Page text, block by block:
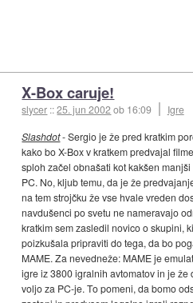
X-Box caruje!
slycer ::25. jun 2002ob 16:09
Igre
Slashdot- Sergio je že pred kratkim
kako bo X-Box v kratkem predvajal
sploh začel obnašati kot kakšen
PC. No, kljub temu, da je že
na tem strojčku že vse hvale vreden
navdušenci po svetu ne nameravajo
kratkim sem zasledil novico o skupini,
poizkušala pripraviti do tega, da bo
MAME. Za nevedneže: MAME je
igre iz 3800 igralnih avtomatov in je že
voljo za PC-je. To pomeni, da bomo